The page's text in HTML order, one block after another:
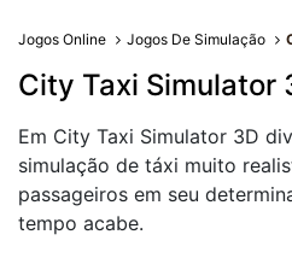
Jogos Online Jogos De Simulação
City Taxi Simulator
Em City Taxi Simulator 3D
simulação de táxi muito
passageiros em seu
tempo acabe.